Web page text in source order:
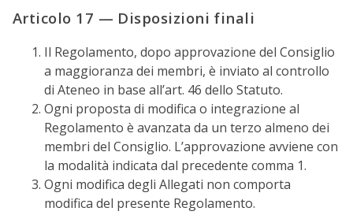
Articolo 17 — Disposizioni finali
Il Regolamento, dopo approvazione del Consiglio
a maggioranza dei membri, è inviato al controllo
di Ateneo in base all’art. 46 dello Statuto.
Ogni proposta di modifica o integrazione al
Regolamento è avanzata da un terzo almeno dei
membri del Consiglio. L’approvazione avviene con
la modalità indicata dal precedente comma 1.
Ogni modifica degli Allegati non comporta
modifica del presente Regolamento.